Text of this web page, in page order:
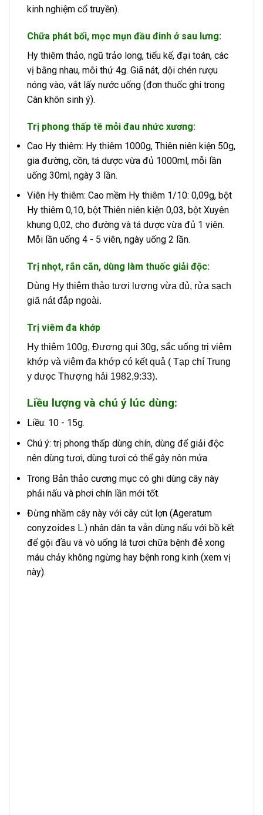
kinh nghiệm cổ truyền).
Chữa phát bổi, mọc mụn đầu đinh ở sau lưng:
Hy thiêm thảo, ngũ trảo long, tiểu kế, đại toán, các
vị bằng nhau, mỗi thứ 4g. Giã nát, dội chén rượu
nóng vào, vắt lấy nước uống (đơn thuốc ghi trong
Càn khôn sinh ý).
Trị phong thấp tê mỏi đau nhức xương:
Cao Hy thiêm: Hy thiêm 1000g, Thiên niên kiện 50g,
gia đường, cồn, tá dược vừa đủ 1000ml, mỗi lần
uống 30ml, ngày 3 lần.
Viên Hy thiêm: Cao mềm Hy thiêm 1/10: 0,09g, bột
Hy thiêm 0,10, bột Thiên niên kiện 0,03, bột Xuyên
khung 0,02, cho đường và tá dược vừa đủ 1 viên.
Mỗi lần uống 4 - 5 viên, ngày uống 2 lần.
Trị nhọt, rắn cắn, dùng làm thuốc giải độc:
Dùng Hy thiêm thảo tươi lượng vừa đủ, rửa sạch
giã nát đắp ngoài.
Trị viêm đa khớp
Hy thiêm 100g, Đương qui 30g, sắc uống trị viêm
khớp và viêm đa khớp có kết quả ( Tạp chí Trung
y dưọc Thượng hải 1982,9:33).
Liều lượng và chú ý lúc dùng:
Liều: 10 - 15g.
Chú ý: trị phong thấp dùng chín, dùng để giải độc
nên dùng tươi, dùng tươi có thể gây nôn mửa.
Trong Bản thảo cương mục có ghi dùng cây này
phải nấu và phơi chín lần mới tốt.
Đừng nhầm cây này với cây cút lợn (Ageratum
conyzoides L.) nhân dân ta vẫn dùng nấu với bồ kết
để gội đầu và vò uống lá tươi chữa bệnh đẻ xong
máu chảy không ngừng hay bệnh rong kinh (xem vị
này).